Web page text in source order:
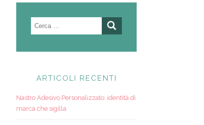
Ricerca
ARTICOLI RECENTI
Nastro Adesivo Personalizzato: identità di
marca che sigilla